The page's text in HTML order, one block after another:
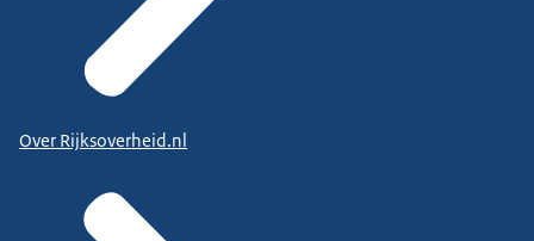
Over Rijksoverheid.nl